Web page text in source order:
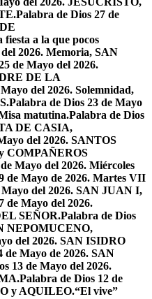
Palabra de Dios 27 de
fiesta a la que pocos
2026. Memoria, SAN
de Mayo del 2026.
DE LA
del 2026. Solemnidad,
Palabra de Dios 23 de Mayo
matutina.Palabra de Dios
DE CASIA,
del 2026. SANTOS
COMPAÑEROS
Mayo del 2026. Miércoles
de Mayo de 2026. Martes VII
del 2026. SAN JUAN I,
de Mayo del 2026.
SEÑOR.Palabra de Dios
NEPOMUCENO,
del 2026. SAN ISIDRO
de Mayo de 2026. SAN
13 de Mayo del 2026.
Palabra de Dios 12 de
y AQUILEO.“El vive”